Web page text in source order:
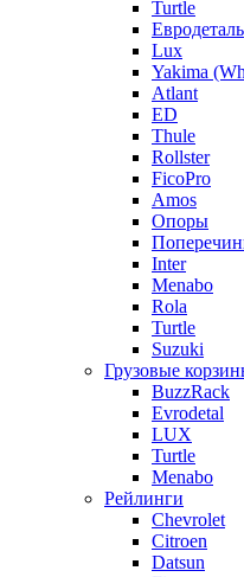
Turtle
Евродеталь
Lux
Yakima
Atlant
ED
Thule
Rollster
FicoPro
Amos
Опоры
Inter
Menabo
Rola
Turtle
Suzuki
Грузовые
BuzzRack
Evrodetal
LUX
Turtle
Menabo
Рейлинги
Chevrolet
Citroen
Datsun